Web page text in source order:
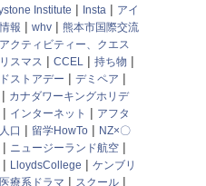
Institute | Insta | アイ
報 | whv | 熊本市国際交流
アクティビティー、クエス
スマス | CCEL | 持ち物 |
ストアデー | デミペア |
| カナダワーキングホリデ
| インターネット | アフタ
人口 | 留学HowTo | NZ×〇
| ニュージーランド航空 |
| LloydsCollege | ケンブリ
医療系ドラマ | スクール |